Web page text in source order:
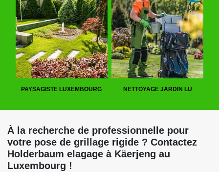
PAYSAGISTE LUXEMBOURG NETTOYAGE JARDIN LU
À la recherche de professionnelle pour
votre pose de grillage rigide ? Contactez
Holderbaum elagage à Käerjeng au
Luxembourg !